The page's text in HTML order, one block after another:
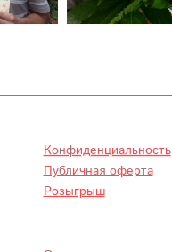
Конфиденциальность
Публичная оферта
Розыгрыш